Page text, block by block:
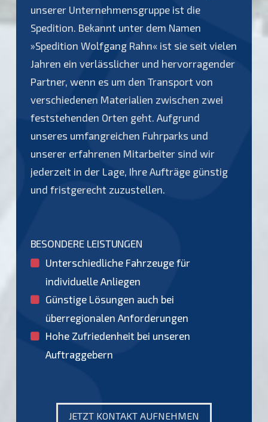
unserer Unternehmensgruppe ist die
Spedition. Bekannt unter dem Namen
»Spedition Wolfgang Rahn« ist sie seit vielen
Jahren ein verlässlicher und hervorragender
Partner, wenn es um den Transport von
verschiedenen Materialien zwischen zwei
feststehenden Orten geht. Aufgrund
unseres umfangreichen Fuhrparks und
unserer erfahrenen Mitarbeiter sind wir
jederzeit in der Lage, Ihre Aufträge günstig
und fristgerecht zuzustellen.
BESONDERE LEISTUNGEN
Unterschiedliche Fahrzeuge für
individuelle Anliegen
Günstige Lösungen auch bei
überregionalen Anforderungen
Hohe Zufriedenheit bei unseren
Auftraggebern
JETZT KONTAKT AUFNEHMEN